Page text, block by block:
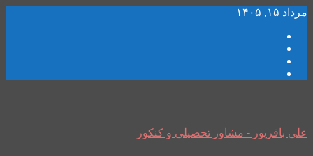
مرداد ۱۵, ۱۴۰۵
علی باقرپور - مشاور تحصیلی و کنکور